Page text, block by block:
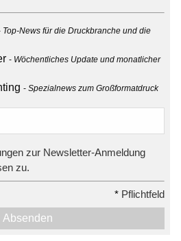
Top-News für die Druckbranche und die
Wöchentliches Update und monatlicher
Spezialnews zum Großformatdruck
zur Newsletter-Anmeldung
zu.
* Pflichtfeld
Absenden